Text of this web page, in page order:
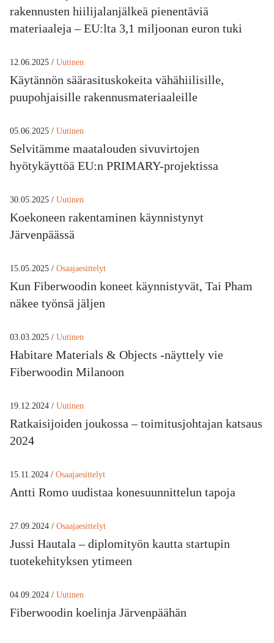
rakennusten hiilijalanjälkeä pienentäviä
materiaaleja – EU:lta 3,1 miljoonan euron tuki
12.06.2025 / Uutinen
Käytännön säärasituskokeita vähähiilisille,
puupohjaisille rakennusmateriaaleille
05.06.2025 / Uutinen
Selvitämme maatalouden sivuvirtojen
hyötykäyttöä EU:n PRIMARY-projektissa
30.05.2025 / Uutinen
Koekoneen rakentaminen käynnistynyt
Järvenpäässä
15.05.2025 / Osaajaesittelyt
Kun Fiberwoodin koneet käynnistyvät, Tai Pham
näkee työnsä jäljen
03.03.2025 / Uutinen
Habitare Materials & Objects -näyttely vie
Fiberwoodin Milanoon
19.12.2024 / Uutinen
Ratkaisijoiden joukossa – toimitusjohtajan katsaus
2024
15.11.2024 / Osaajaesittelyt
Antti Romo uudistaa konesuunnittelun tapoja
27.09.2024 / Osaajaesittelyt
Jussi Hautala – diplomityön kautta startupin
tuotekehityksen ytimeen
04.09.2024 / Uutinen
Fiberwoodin koelinja Järvenpäähän